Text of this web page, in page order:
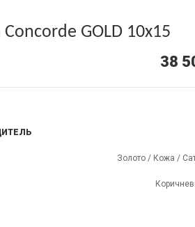
GOLD 10х15
38
Золото / Кожа /